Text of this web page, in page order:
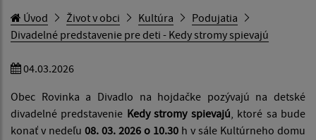
Úvod Život v obci Kultúra
Podujatia
Divadelné predstavenie pre deti - Kedy stromy spievajú
04.03.2026
Obec Rovinka a Divadlo na hojdačke pozývajú na detské
divadelné predstavenie Kedy stromy spievajú , ktoré sa bude
konať v nedeľu 08. 03. 2026 o 10.30 h v sále Kultúrneho domu